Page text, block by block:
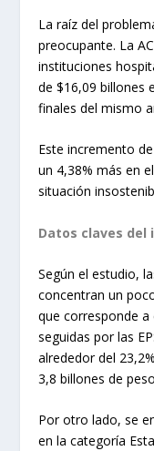
La raíz del
preocupante. La
instituciones
de $16,09 billones
finales del mismo
Este incremento
un 4,38% más en
situación
Datos claves del
Según el estudio,
concentran un
que corresponde a
seguidas por las
alrededor del
3,8 billones de
Por otro lado, se
en la categoría